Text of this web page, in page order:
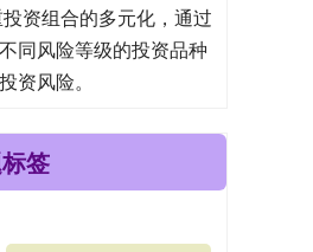
资组合的多元化，通过
同风险等级的投资品种
资风险。
签